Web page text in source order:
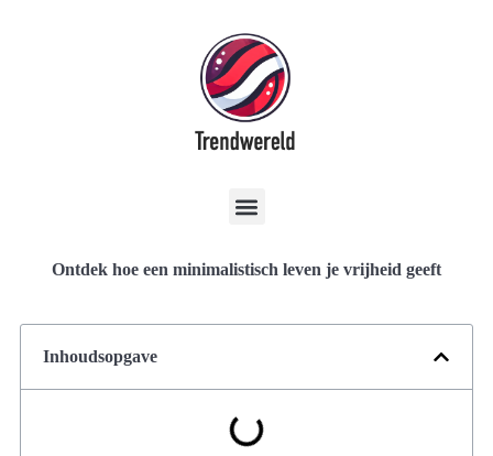
Ontdek hoe een minimalistisch leven je vrijheid geeft
Inhoudsopgave